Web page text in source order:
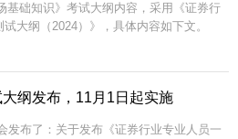
基础知识》考试大纲内容，采用《证券行
大纲（2024）》，具体内容如下文。
费领V题库会员】【答题闯关赢京东...
纲发布，11月1日起实施
发布了：关于发布《证券行业专业人员一